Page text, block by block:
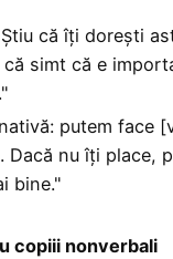
că îți dorești
simt că e
putem face
Dacă nu îți place,
bine."
copiii nonverbali